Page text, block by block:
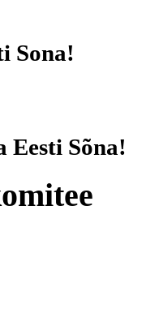
Sona!
Eesti Sõna!